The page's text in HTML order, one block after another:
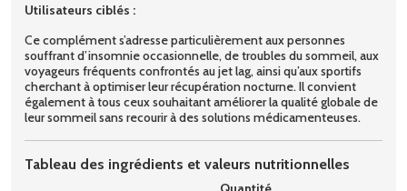
Utilisateurs ciblés :
Ce complément s’adresse particulièrement aux personnes
souffrant d’insomnie occasionnelle, de troubles du sommeil, aux
voyageurs fréquents confrontés au jet lag, ainsi qu’aux sportifs
cherchant à optimiser leur récupération nocturne. Il convient
également à tous ceux souhaitant améliorer la qualité globale de
leur sommeil sans recourir à des solutions médicamenteuses.
Tableau des ingrédients et valeurs nutritionnelles